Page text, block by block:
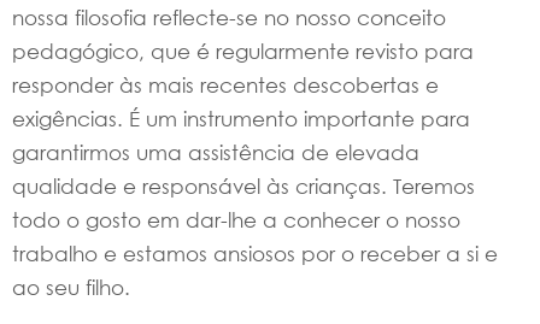
nossa filosofia reflecte-se no nosso conceito
pedagógico, que é regularmente revisto para
responder às mais recentes descobertas e
exigências. É um instrumento importante para
garantirmos uma assistência de elevada
qualidade e responsável às crianças. Teremos
todo o gosto em dar-lhe a conhecer o nosso
trabalho e estamos ansiosos por o receber a si e
ao seu filho.